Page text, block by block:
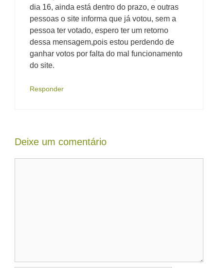
dia 16, ainda está dentro do prazo, e outras
pessoas o site informa que já votou, sem a
pessoa ter votado, espero ter um retorno
dessa mensagem,pois estou perdendo de
ganhar votos por falta do mal funcionamento
do site.
Responder
Deixe um comentário